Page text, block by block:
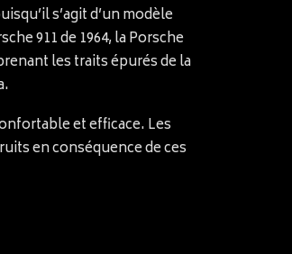
s’agit d’un modèle
911 de 1964, la Porsche
les traits épurés de la
et efficace. Les
en conséquence de ces